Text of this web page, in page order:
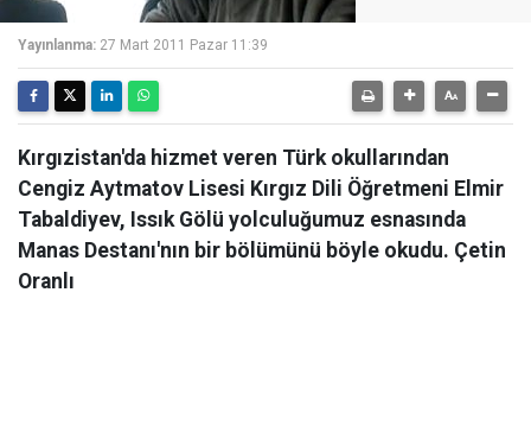
Yayınlanma: 27 Mart 2011 Pazar 11:39
Kırgızistan'da hizmet veren Türk okullarından
Cengiz Aytmatov Lisesi Kırgız Dili Öğretmeni Elmir
Tabaldiyev, Issık Gölü yolculuğumuz esnasında
Manas Destanı'nın bir bölümünü böyle okudu. Çetin
Oranlı